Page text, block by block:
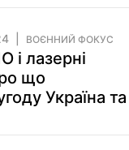
ВОЄННИЙ ФОКУС
і лазерні
що
Україна та